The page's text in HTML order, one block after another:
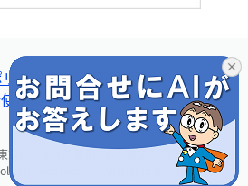
シー個人情報の取扱い
使い方ヘルプ
リンク集・その他
京都新宿区西新宿2-8-1 電話：03-5388-2925
Government. All Rights Reserved.